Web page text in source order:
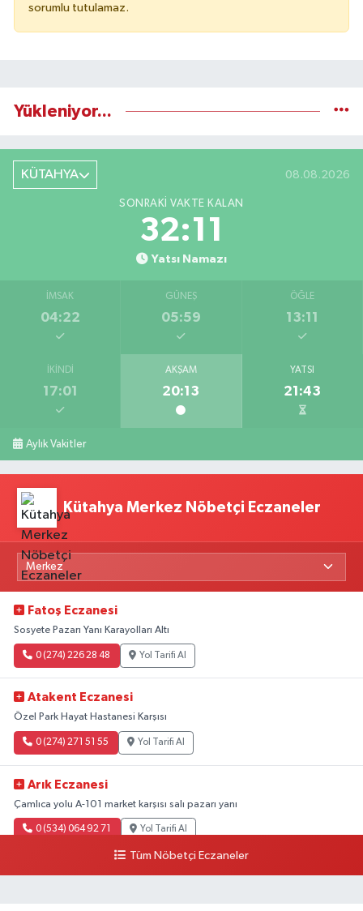
sorumlu tutulamaz.
Yükleniyor...
KÜTAHYA 08.08.2026
SONRAKI VAKTE KALAN
32:11
Yatsı Namazı
İMSAK
04:22
GÜNEŞ
05:59
ÖĞLE
13:11
İKINDI
17:01
AKŞAM
20:13
YATSI
21:43
Aylık Vakitler
Kütahya Merkez Nöbetçi Eczaneler
Fatoş Eczanesi
Sosyete Pazarı Yanı Karayolları Altı
0 (274) 226 28 48 Yol Tarifi Al
Atakent Eczanesi
Özel Park Hayat Hastanesi Karşısı
0 (274) 271 51 55 Yol Tarifi Al
Arık Eczanesi
Çamlıca yolu A-101 market karşısı salı pazarı yanı
0 (534) 064 92 71 Yol Tarifi Al
Tüm Nöbetçi Eczaneler